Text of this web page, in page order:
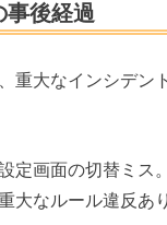
事後経過
重大なインシデン
定画面の切替ミス。
大なルール違反あり